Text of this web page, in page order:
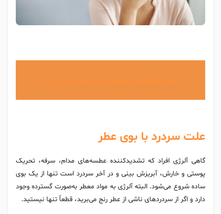
علت سردرد با بوی عطر
گاهی آلرژی افراد که تشدیدکننده عطسه‌های مدام، سرفه، تحریک
پوستی و خارش، آبریزش بینی و در آخر سردرد است تنها از یک بوی
ساده شروع می‌شود. البته آلرژی به مواد معطر به‌صورت گسترده وجود
دارد و اگر از سردردهای ناشی از عطر رنج می‌برید، قطعاً تنها نیستید.